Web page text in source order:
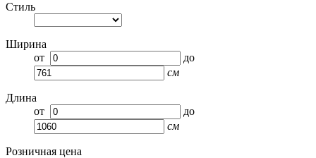
Стиль
Ширина
от
до
см
Длина
от
до
см
Розничная цена